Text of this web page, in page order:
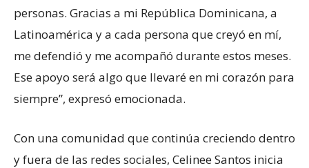
personas. Gracias a mi República Dominicana, a
Latinoamérica y a cada persona que creyó en mí,
me defendió y me acompañó durante estos meses.
Ese apoyo será algo que llevaré en mi corazón para
siempre”, expresó emocionada.
Con una comunidad que continúa creciendo dentro
y fuera de las redes sociales, Celinee Santos inicia